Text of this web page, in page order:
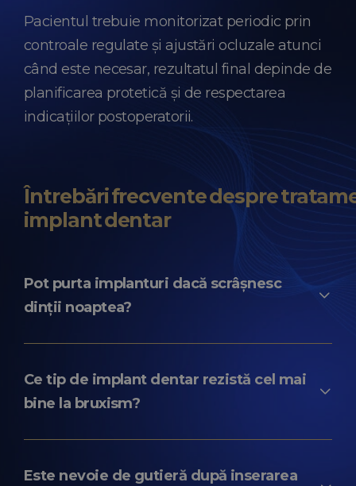
Pacientul trebuie monitorizat periodic prin
controale regulate și ajustări ocluzale atunci
când este necesar, rezultatul final depinde de
planificarea protetică și de respectarea
indicațiilor postoperatorii.
Întrebări frecvente despre
implant dentar
Pot purta implanturi dacă scrâșnesc
dinții noaptea?
se aleg implanturi premium și pacientul
poartă gutieră nocturnă și respectă
Ce tip de implant dentar rezistă cel mai
bine la bruxism?
Nobel Biocare sunt frecvent preferate
Este nevoie de gutieră după inserarea